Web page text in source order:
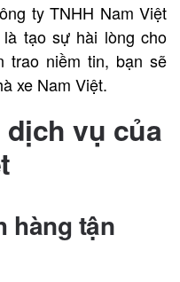
ty TNHH Nam Việt
tạo sự hài lòng cho
trao niềm tin, bạn sẽ
xe Nam Việt.
vụ của
hàng tận